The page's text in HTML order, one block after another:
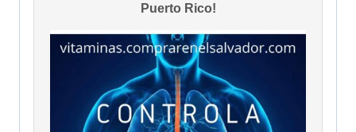
Puerto Rico!